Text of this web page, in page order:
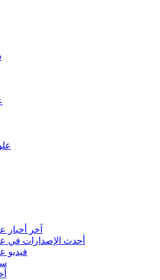
آخر أخبار
أحدث الإصدارات في
فيديو